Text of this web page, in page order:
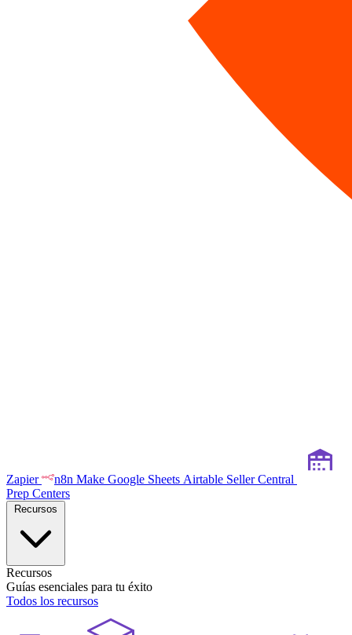
Zapier n8n Make Google Sheets Airtable Seller Central
Prep Centers
Recursos
Guías esenciales para tu éxito
Todos los recursos